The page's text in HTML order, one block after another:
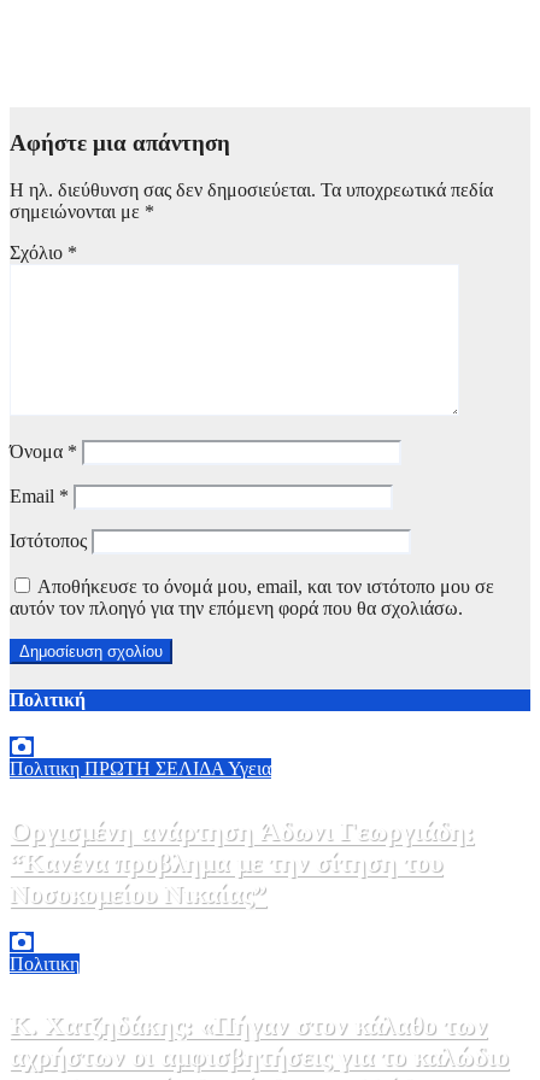
Αφήστε μια απάντηση
Η ηλ. διεύθυνση σας δεν δημοσιεύεται. Τα υποχρεωτικά πεδία
σημειώνονται με *
Σχόλιο *
Όνομα *
Email *
Ιστότοπος
Αποθήκευσε το όνομά μου, email, και τον ιστότοπο μου σε
αυτόν τον πλοηγό για την επόμενη φορά που θα σχολιάσω.
Πολιτική
Πολιτικη ΠΡΩΤΗ ΣΕΛΙΔΑΥγεια
Οργισμένη ανάρτηση Άδωνι Γεωργιάδη:
“Κανένα προβλημα με την σίτηση του
Νοσοκομείου Νικαίας”
Πολιτικη
Κ. Χατζηδάκης: «Πήγαν στον κάλαθο των
αχρήστων οι αμφισβητήσεις για το καλώδιο